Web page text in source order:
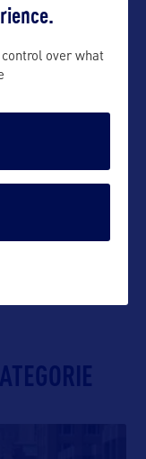
control over what